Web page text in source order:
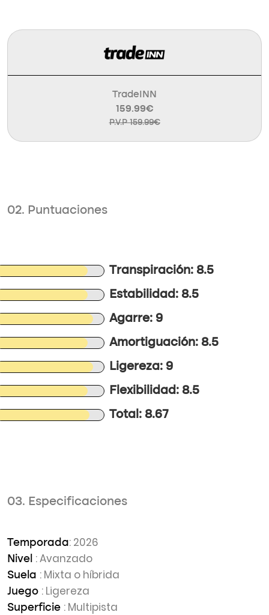
TradeINN
159.99€
P.V.P 159.99€
02. Puntuaciones
Transpiración: 8.5
Estabilidad: 8.5
Agarre: 9
Amortiguación: 8.5
Ligereza: 9
Flexibilidad: 8.5
Total: 8.67
03. Especificaciones
Temporada: 2026
Nivel : Avanzado
Suela : Mixta o híbrida
Juego : Ligereza
Superficie : Multipista